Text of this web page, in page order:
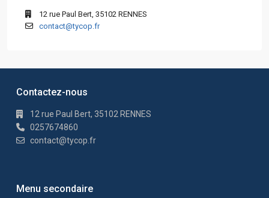
12 rue Paul Bert, 35102 RENNES
contact@tycop.fr
Contactez-nous
12 rue Paul Bert, 35102 RENNES
0257674860
contact@tycop.fr
Menu secondaire